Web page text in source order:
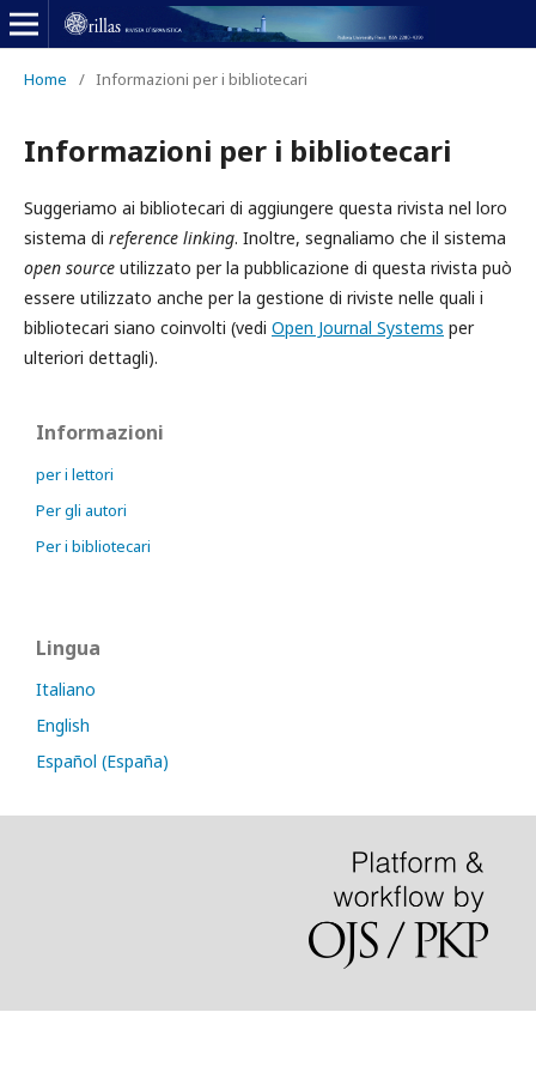
Home / Informazioni per i bibliotecari
Informazioni per i bibliotecari
Suggeriamo ai bibliotecari di aggiungere questa rivista nel loro
sistema di reference linking. Inoltre, segnaliamo che il sistema
open source utilizzato per la pubblicazione di questa rivista può
essere utilizzato anche per la gestione di riviste nelle quali i
bibliotecari siano coinvolti (vedi Open Journal Systems per
ulteriori dettagli).
Informazioni
per i lettori
Per gli autori
Per i bibliotecari
Lingua
Italiano
English
Español (España)